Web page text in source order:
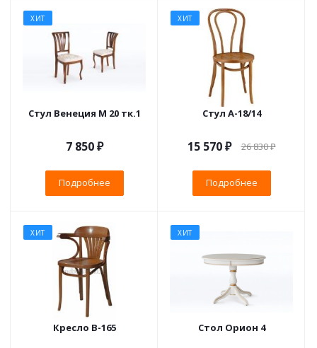
ХИТ
Стул Венеция М 20 тк.1
7 850 ₽
Подробнее
ХИТ
Стул А-18/14
15 570 ₽ 26 830 ₽
Подробнее
ХИТ
Кресло B-165
ХИТ
Стол Орион 4